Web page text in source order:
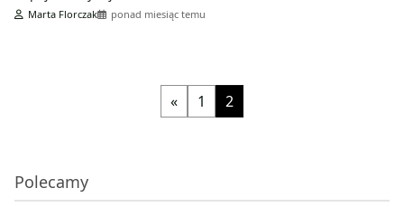
Marta Florczak ponad miesiąc temu
« 1 2
Polecamy